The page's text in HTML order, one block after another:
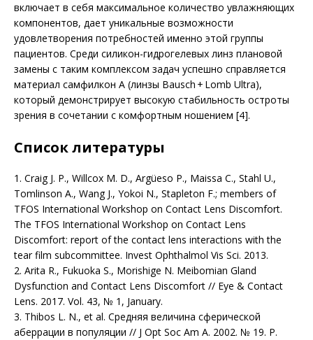
включает в себя максимальное количество увлажняющих
компонентов, дает уникальные возможности
удовлетворения потребностей именно этой группы
пациентов. Среди силикон-гидрогелевых линз плановой
замены с таким комплексом задач успешно справляется
материал самфилкон А (линзы Bausch + Lomb Ultra),
который демонстрирует высокую стабильность остроты
зрения в сочетании с комфортным ношением [4].
Список литературы
1. Craig J. P., Willcox M. D., Argüeso P., Maissa C., Stahl U.,
Tomlinson A., Wang J., Yokoi N., Stapleton F.; members of
TFOS International Workshop on Contact Lens Discomfort.
The TFOS International Workshop on Contact Lens
Discomfort: report of the contact lens interactions with the
tear film subcommittee. Invest Ophthalmol Vis Sci. 2013.
2. Arita R., Fukuoka S., Morishige N. Meibomian Gland
Dysfunction and Contact Lens Discomfort // Eye & Contact
Lens. 2017. Vol. 43, № 1, January.
3. Thibos L. N., et al. Средняя величина сферической
аберрации в популяции // J Opt Soc Am A. 2002. № 19. P.